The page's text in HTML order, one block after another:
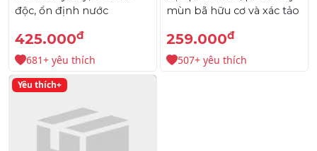
độc, ổn định nước
425.000đ
681+ yêu thích
mùn bã hữu cơ và xác tảo
259.000đ
507+ yêu thích
Yêu thích+